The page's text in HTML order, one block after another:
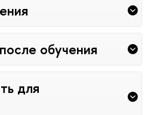
обучения
для